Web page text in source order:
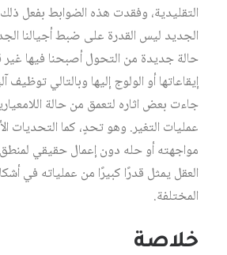
التقليدية، وفقدت هذه الضوابط بفعل
الجديد ليس القدرة على ضبط أجيالنا
حالة جديدة من التحول أصبحنا فيها
إيقاعاتها أو الولوج إليها وبالتالي توظيف
جاءت بعض اثاره لتعمق من حالة
عمليات التغير. وهو تحدٍ، كما التحديات
مواجهته أو حله دون إعمال حقيقي
العقل يمثل قدرًا كبيرًا من عملياته في
المختلفة.
خلاصة